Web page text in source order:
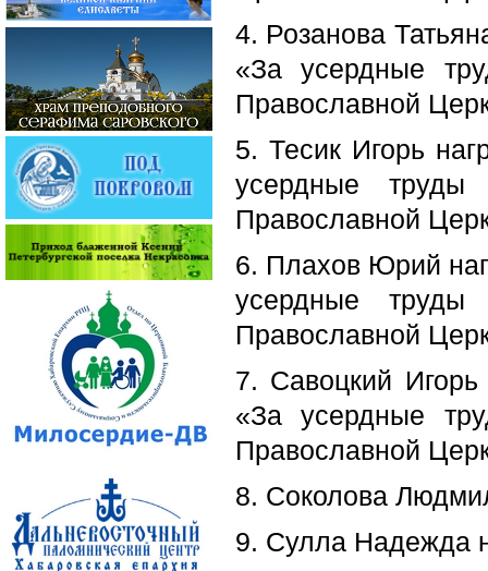
4. Розанова
«За усердные
Православной
5. Тесик Игорь
усердные труды
Православной
6. Плахов Юрий
усердные труды
Православной
7. Савоцкий
«За усердные
Православной
8. Соколова
9. Сулла Надежда